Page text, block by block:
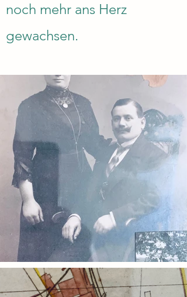
noch mehr ans Herz
gewachsen.